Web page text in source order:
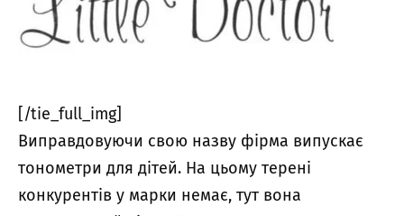
[/tie_full_img]
Виправдовуючи свою назву фірма випускає
тонометри для дітей. На цьому терені
конкурентів у марки немає, тут вона